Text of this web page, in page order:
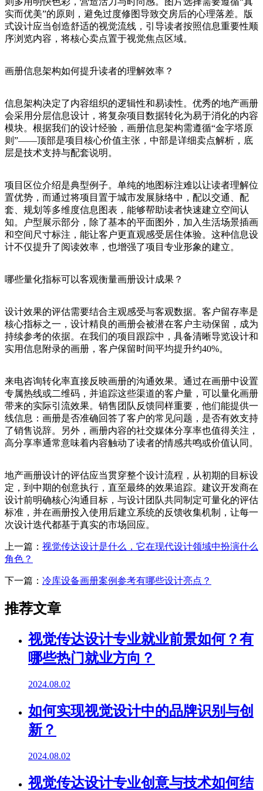
实而优美”的原则，避免过度修图导致交房后的心理落差。版
式设计应当创造舒适的视觉流线，引导读者按照信息重要性顺
序浏览内容，将核心卖点置于视觉焦点区域。
画册信息架构如何提升读者的理解效率？
信息架构决定了内容组织的逻辑性和易读性。优秀的地产画册
会采用分层信息设计，将复杂项目数据转化为易于消化的内容
模块。根据我们的设计经验，画册信息架构需遵循“金字塔原
则”——顶部是项目核心价值主张，中部是详细卖点解析，底
层是技术支持与配套说明。
项目区位介绍是典型例子。单纯的地图标注难以让读者理解位
置优势，而通过将项目置于城市发展脉络中，配以交通、配
套、规划等多维度信息图表，能够帮助读者快速建立空间认
知。户型展示部分，除了基本的平面图外，加入生活场景插画
和空间尺寸标注，能让客户更直观感受居住体验。这种信息设
计不仅提升了阅读效率，也增强了项目专业形象的建立。
哪些量化指标可以客观衡量画册设计成果？
设计效果的评估需要结合主观感受与客观数据。客户留存率是
核心指标之一，设计精良的画册会被潜在客户主动保留，成为
持续参考的依据。在我们的项目跟踪中，具备清晰导览设计和
实用信息附录的画册，客户保留时间平均提升约40%。
来电咨询转化率直接反映画册的沟通效果。通过在画册中设置
专属热线或二维码，并追踪这些渠道的客户量，可以量化画册
带来的实际引流效果。销售团队反馈同样重要，他们能提供一
线信息：画册是否准确回答了客户的常见问题，是否有效支持
了销售说辞。另外，画册内容的社交媒体分享率也值得关注，
高分享率通常意味着内容触动了读者的情感共鸣或价值认同。
地产画册设计的评估应当贯穿整个设计流程，从初期的目标设
定，到中期的创意执行，直至最终的效果追踪。建议开发商在
设计前明确核心沟通目标，与设计团队共同制定可量化的评估
标准，并在画册投入使用后建立系统的反馈收集机制，让每一
次设计迭代都基于真实的市场回应。
上一篇： 视觉传达设计是什么，它在现代设计领域中扮演什么
角色？
下一篇： 冷库设备画册案例参考有哪些设计亮点？
推荐文章
视觉传达设计专业就业前景如何？有
哪些热门就业方向？
2024.08.02
如何实现视觉设计中的品牌识别与创
新？
2024.08.02
视觉传达设计专业创意与技术如何结